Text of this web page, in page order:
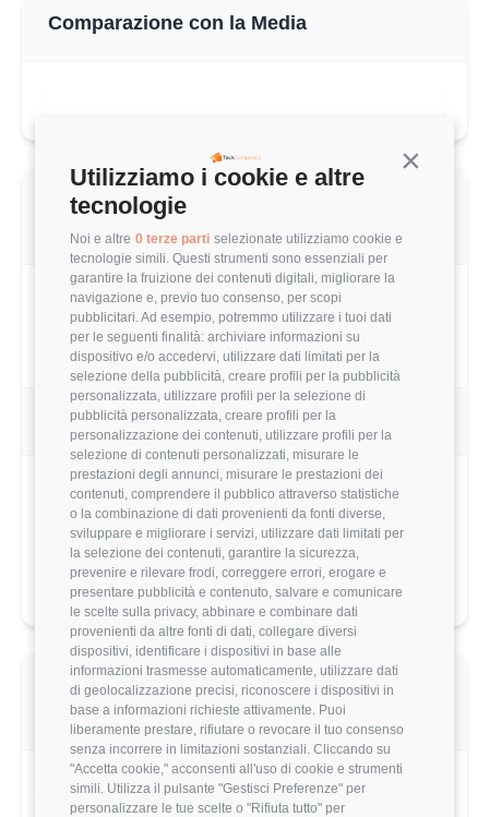
Continua
Utilizziamo i cookie e altre
tecnologie
Noi e altre 0 terze parti selezionate utilizziamo cookie e
tecnologie simili. Questi strumenti sono essenziali per
garantire la fruizione dei contenuti digitali, migliorare la
navigazione e, previo tuo consenso, per scopi
pubblicitari. Ad esempio, potremmo utilizzare i tuoi dati
per le seguenti finalità: archiviare informazioni su
dispositivo e/o accedervi, utilizzare dati limitati per la
selezione della pubblicità, creare profili per la pubblicità
personalizzata, utilizzare profili per la selezione di
pubblicità personalizzata, creare profili per la
personalizzazione dei contenuti, utilizzare profili per la
selezione di contenuti personalizzati, misurare le
prestazioni degli annunci, misurare le prestazioni dei
contenuti, comprendere il pubblico attraverso statistiche
o la combinazione di dati provenienti da fonti diverse,
sviluppare e migliorare i servizi, utilizzare dati limitati per
la selezione dei contenuti, garantire la sicurezza,
prevenire e rilevare frodi, correggere errori, erogare e
presentare pubblicità e contenuto, salvare e comunicare
le scelte sulla privacy, abbinare e combinare dati
provenienti da altre fonti di dati, collegare diversi
dispositivi, identificare i dispositivi in base alle
informazioni trasmesse automaticamente, utilizzare dati
di geolocalizzazione precisi, riconoscere i dispositivi in
base a informazioni richieste attivamente. Puoi
liberamente prestare, rifiutare o revocare il tuo consenso
senza incorrere in limitazioni sostanziali. Cliccando su
"Accetta cookie," acconsenti all'uso di cookie e strumenti
simili. Utilizza il pulsante "Gestisci Preferenze" per
personalizzare le tue scelte o "Rifiuta tutto" per
Comparazione con la Media
MEDIA SECURITY ENGINEER (4-6 ANNI)
Questo stipendio è al51° percentile
+1.94% rispetto alla media
Statistiche
Campione
437 stipendi
Esperienza
4-6 anni
Vuoi comparare il tuo
stipendio?
Scopri come il tuo stipendio si posiziona
rispetto al mercato con analisi
dettagliate per ruolo, esperienza e
località.